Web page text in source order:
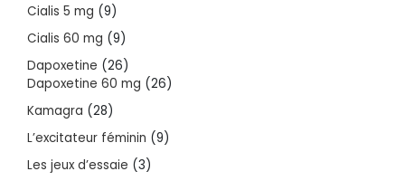
Cialis 5 mg 99
products
Cialis 60 mg 99
products
Dapoxetine 2626
products
Dapoxetine 60 mg 2626
Kamagra 2828
products
L’excitateur féminin 99
Les jeux d’essaie 33